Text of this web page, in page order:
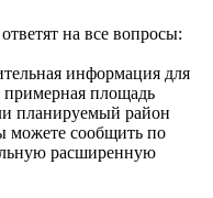
на все вопросы:
информация для
примерная площадь
планируемый район
сообщить по
расширенную